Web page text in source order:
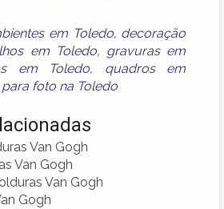
em Toledo, decoração
em Toledo, gravuras em
em Toledo, quadros em
foto na Toledo
Van Gogh
Van Gogh
Van Gogh
Gogh